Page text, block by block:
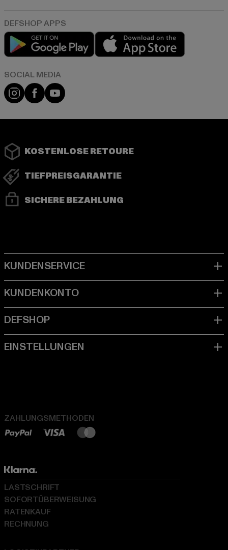
Play market
Instagram
FacebookYouTube
KOSTENLOSE RETOURE
TIEFPREISGARANTIE
SICHERE BEZAHLUNG
ZAHLUNGSMETHODEN
LASTSCHRIFT
SOFORTÜBERWEISUNG
RATENKAUF
RECHNUNG